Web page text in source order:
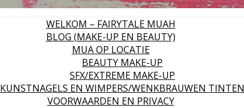
WELKOM – FAIRYTALE MUAH
BLOG (MAKE-UP EN BEAUTY)
MUA OP LOCATIE
BEAUTY MAKE-UP
SFX/EXTREME MAKE-UP
KUNSTNAGELS EN WIMPERS/WENKBRAUWEN TINTEN
VOORWAARDEN EN PRIVACY